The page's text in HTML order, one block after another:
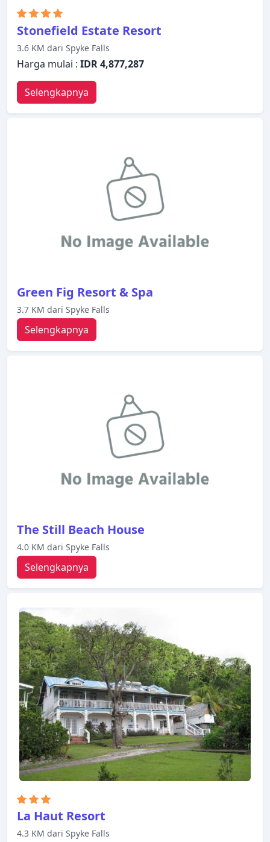
Stonefield Estate Resort
3.6 KM dari Spyke Falls
Harga mulai : IDR 4,877,287
Selengkapnya
Green Fig Resort & Spa
3.7 KM dari Spyke Falls
Selengkapnya
The Still Beach House
4.0 KM dari Spyke Falls
Selengkapnya
La Haut Resort
4.3 KM dari Spyke Falls